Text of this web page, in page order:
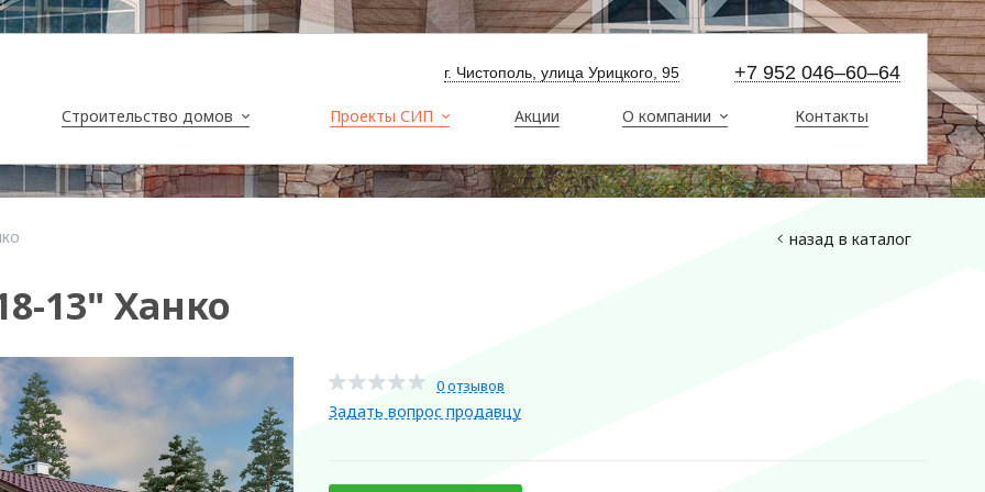
+7 952 046–60–64
​г. Чистополь, улица Урицкого, 95
Строительство домов Проекты СИП Акции О компании Контакты
назад в каталог
13" Ханко
0 отзывов
Задать вопрос продавцу